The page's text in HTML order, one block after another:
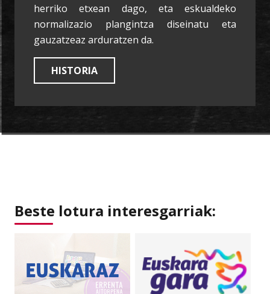
herriko etxean dago, eta eskualdeko
normalizazio plangintza diseinatu eta
gauzatzeaz arduratzen da.
HISTORIA
Beste lotura interesgarriak: